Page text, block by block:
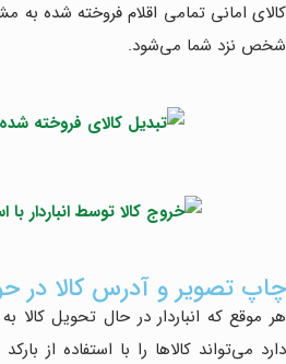
کالای امانی تمامی اقلام فروخته شده به
شخص نزد شما می‌شود.
چاپ تصویر و آدرس کالا در
هر موقع که انباردار در حال تحویل
دارد می‌تواند کالاها را با استفاده از